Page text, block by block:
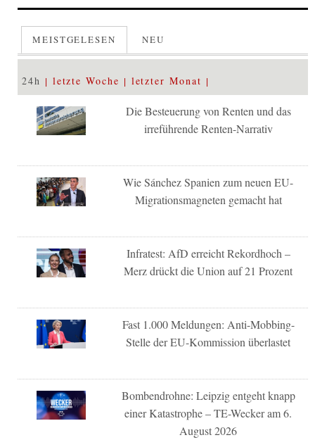
MEISTGELESEN NEU
24h letzte Woche letzter Monat
Die Besteuerung von Renten und das
irreführende Renten-Narrativ
Wie Sánchez Spanien zum neuen EU-
Migrationsmagneten gemacht hat
Infratest: AfD erreicht Rekordhoch –
Merz drückt die Union auf 21 Prozent
Fast 1.000 Meldungen: Anti-Mobbing-
Stelle der EU-Kommission überlastet
Bombendrohne: Leipzig entgeht knapp
einer Katastrophe – TE-Wecker am 6.
August 2026